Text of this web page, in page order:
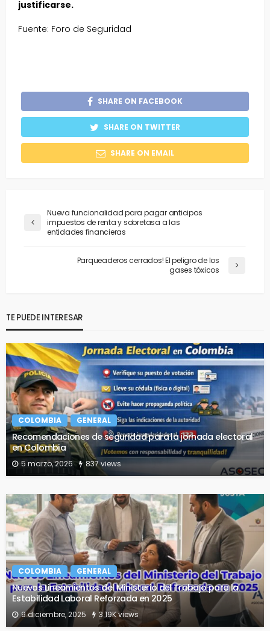
justificarse.
Fuente: Foro de Seguridad
SHARE ON FACEBOOK
SHARE ON TWITTER
SHARE ON EMAIL
Nueva funcionalidad para pagar anticipos
impuestos de renta y sobretasa a las
entidades financieras
Parqueaderos cerrados! El peligro de los
gases tóxicos
TE PUEDE INTERESAR
COLOMBIA GENERAL
Recomendaciones de seguridad para la jornada electoral
en Colombia
5 marzo, 2026 837 views
COLOMBIA GENERAL
Nuevos Lineamientos del Ministerio del Trabajo para la
Estabilidad Laboral Reforzada en 2025
9 diciembre, 2025 3.19K views